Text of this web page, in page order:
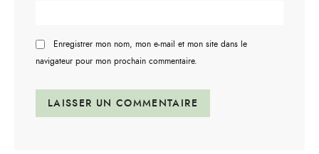
Enregistrer mon nom, mon e-mail et mon site dans le
navigateur pour mon prochain commentaire.